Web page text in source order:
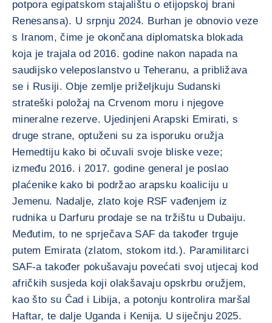
potpora egipatskom stajalištu o etijopskoj brani
Renesansa). U srpnju 2024. Burhan je obnovio veze
s Iranom, čime je okončana diplomatska blokada
koja je trajala od 2016. godine nakon napada na
saudijsko veleposlanstvo u Teheranu, a približava
se i Rusiji. Obje zemlje priželjkuju Sudanski
strateški položaj na Crvenom moru i njegove
mineralne rezerve. Ujedinjeni Arapski Emirati, s
druge strane, optuženi su za isporuku oružja
Hemedtiju kako bi očuvali svoje bliske veze;
između 2016. i 2017. godine general je poslao
plaćenike kako bi podržao arapsku koaliciju u
Jemenu. Nadalje, zlato koje RSF vađenjem iz
rudnika u Darfuru prodaje se na tržištu u Dubaiju.
Međutim, to ne sprječava SAF da također trguje
putem Emirata (zlatom, stokom itd.). Paramilitarci
SAF-a također pokušavaju povećati svoj utjecaj kod
afričkih susjeda koji olakšavaju opskrbu oružjem,
kao što su Čad i Libija, a potonju kontrolira maršal
Haftar, te dalje Uganda i Kenija. U siječnju 2025.